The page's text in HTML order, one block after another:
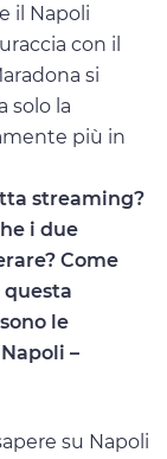
il Napoli
con il
si
solo la
più in
streaming?
i due
Come
le
–
su Napoli